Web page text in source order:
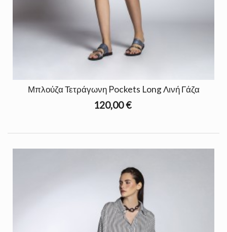
Μπλούζα Τετράγωνη Pockets Long Λινή Γάζα
120,00 €